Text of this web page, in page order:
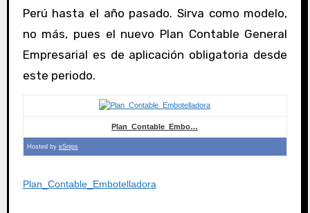
Perú hasta el año pasado. Sirva como modelo,
no más, pues el nuevo Plan Contable General
Empresarial es de aplicación obligatoria desde
este periodo.
Plan_Contable_Embo…
Hosted by eSnips
Plan_Contable_Embotelladora